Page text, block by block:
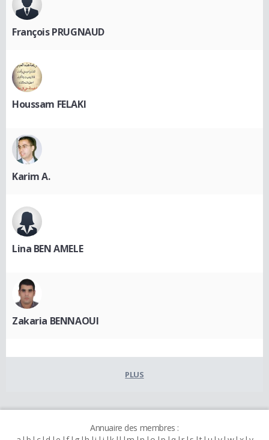
François PRUGNAUD
Houssam FELAKI
Karim A.
Lina BEN AMELE
Zakaria BENNAOUI
PLUS
Annuaire des membres :